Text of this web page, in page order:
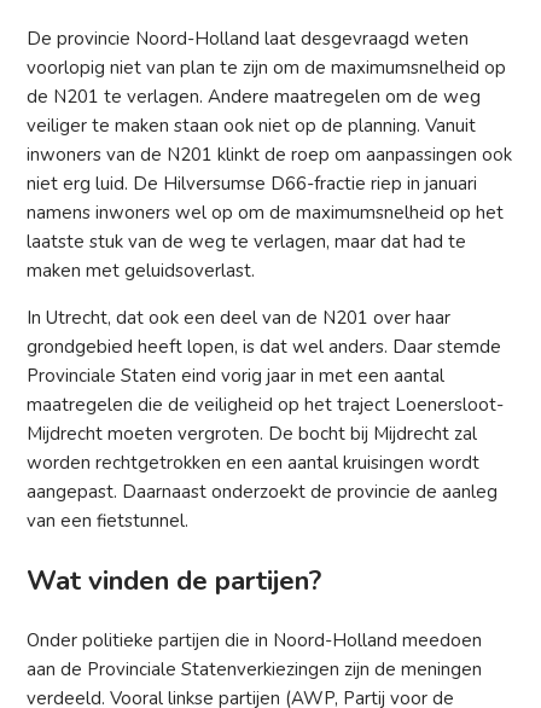
De provincie Noord-Holland laat desgevraagd weten
voorlopig niet van plan te zijn om de maximumsnelheid op
de N201 te verlagen. Andere maatregelen om de weg
veiliger te maken staan ook niet op de planning. Vanuit
inwoners van de N201 klinkt de roep om aanpassingen ook
niet erg luid. De Hilversumse D66-fractie riep in januari
namens inwoners wel op om de maximumsnelheid op het
laatste stuk van de weg te verlagen, maar dat had te
maken met geluidsoverlast.
In Utrecht, dat ook een deel van de N201 over haar
grondgebied heeft lopen, is dat wel anders. Daar stemde
Provinciale Staten eind vorig jaar in met een aantal
maatregelen die de veiligheid op het traject Loenersloot-
Mijdrecht moeten vergroten. De bocht bij Mijdrecht zal
worden rechtgetrokken en een aantal kruisingen wordt
aangepast. Daarnaast onderzoekt de provincie de aanleg
van een fietstunnel.
Wat vinden de partijen?
Onder politieke partijen die in Noord-Holland meedoen
aan de Provinciale Statenverkiezingen zijn de meningen
verdeeld. Vooral linkse partijen (AWP, Partij voor de